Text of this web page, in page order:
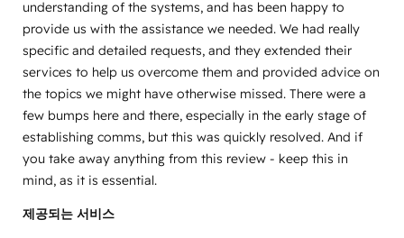
understanding of the systems, and has been happy to
provide us with the assistance we needed. We had really
specific and detailed requests, and they extended their
services to help us overcome them and provided advice on
the topics we might have otherwise missed. There were a
few bumps here and there, especially in the early stage of
establishing comms, but this was quickly resolved. And if
you take away anything from this review - keep this in
mind, as it is essential.
제공되는 서비스